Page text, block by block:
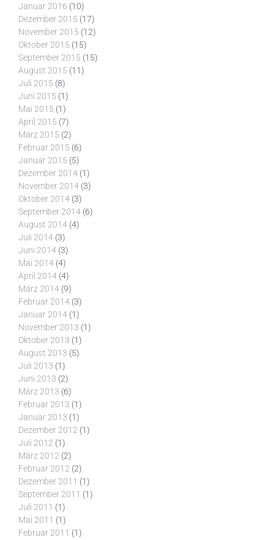
Januar 2016 (10)
Dezember 2015 (17)
November 2015 (12)
Oktober 2015 (15)
September 2015 (15)
August 2015 (11)
Juli 2015 (8)
Juni 2015 (1)
Mai 2015 (1)
April 2015 (7)
März 2015 (2)
Februar 2015 (6)
Januar 2015 (5)
Dezember 2014 (1)
November 2014 (3)
Oktober 2014 (3)
September 2014 (6)
August 2014 (4)
Juli 2014 (3)
Juni 2014 (3)
Mai 2014 (4)
April 2014 (4)
März 2014 (9)
Februar 2014 (3)
Januar 2014 (1)
November 2013 (1)
Oktober 2013 (1)
August 2013 (5)
Juli 2013 (1)
Juni 2013 (2)
März 2013 (6)
Februar 2013 (1)
Januar 2013 (1)
Dezember 2012 (1)
Juli 2012 (1)
März 2012 (2)
Februar 2012 (2)
Dezember 2011 (1)
September 2011 (1)
Juli 2011 (1)
Mai 2011 (1)
Februar 2011 (1)